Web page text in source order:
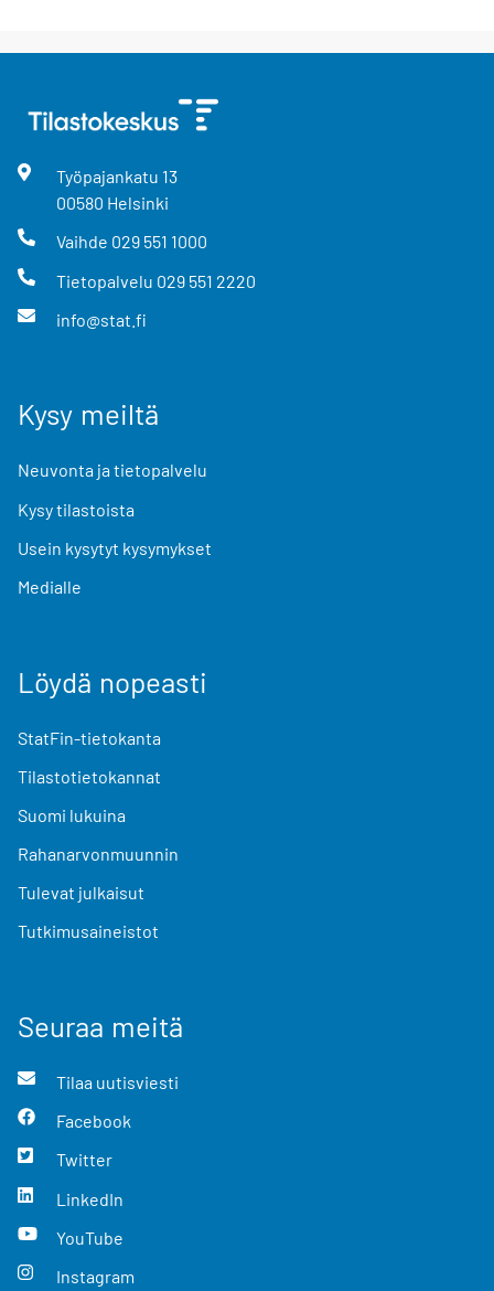
Työpajankatu 13
00580 Helsinki
Vaihde 029 551 1000
Tietopalvelu 029 551 2220
info@stat.fi
Kysy meiltä
Neuvonta ja tietopalvelu
Kysy tilastoista
Usein kysytyt kysymykset
Medialle
Löydä nopeasti
StatFin-tietokanta
Tilastotietokannat
Suomi lukuina
Rahanarvonmuunnin
Tulevat julkaisut
Tutkimusaineistot
Seuraa meitä
Tilaa uutisviesti
Facebook
Twitter
LinkedIn
YouTube
Instagram